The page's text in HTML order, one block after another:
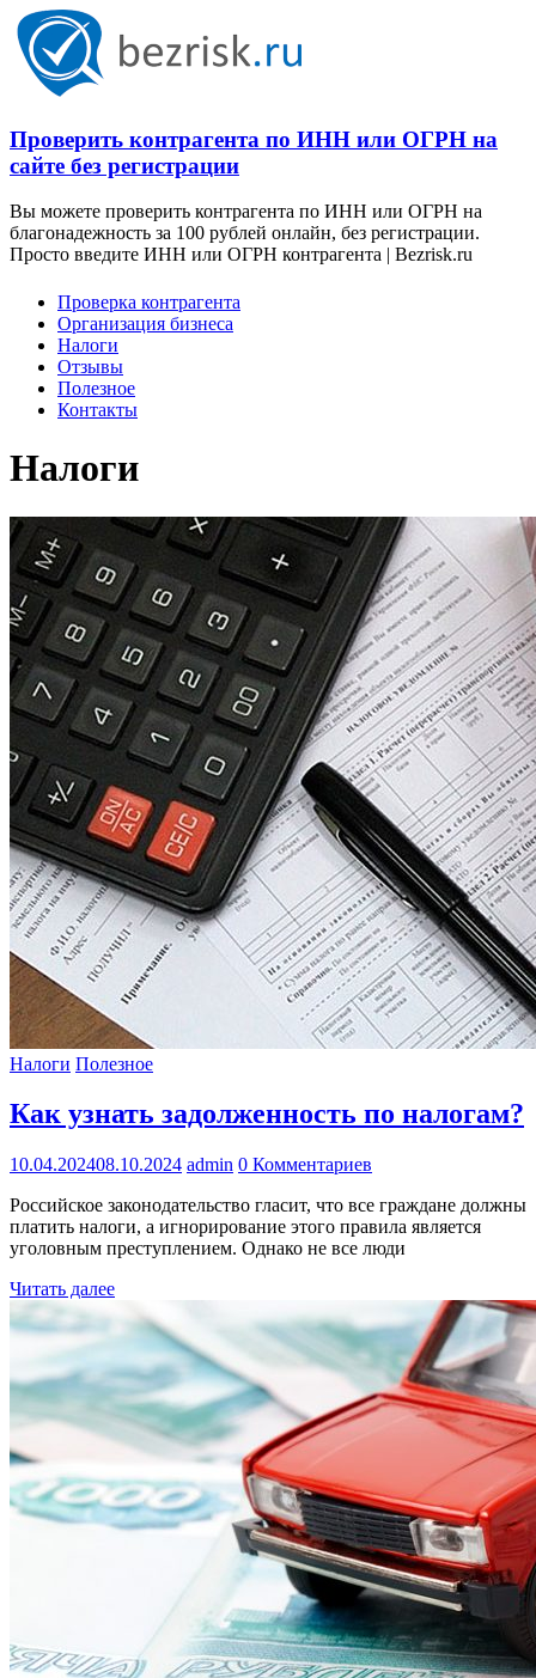
Проверить контрагента по ИНН или ОГРН на
сайте без регистрации
Вы можете проверить контрагента по ИНН или ОГРН на
благонадежность за 100 рублей онлайн, без регистрации.
Просто введите ИНН или ОГРН контрагента | Bezrisk.ru
Проверка контрагента
Организация бизнеса
Налоги
Отзывы
Полезное
Контакты
Налоги
Налоги Полезное
Как узнать задолженность по налогам?
10.04.202408.10.2024 admin 0 Комментариев
Российское законодательство гласит, что все граждане должны
платить налоги, а игнорирование этого правила является
уголовным преступлением. Однако не все люди
Читать далее